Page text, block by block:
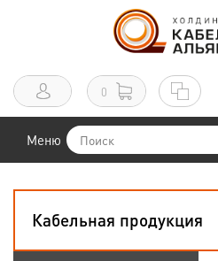
0
Меню
Кабельная продукция